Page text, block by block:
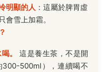
明顯的人 ：這屬於脾胃虛
會雪上加霜。
。
這是養生茶，不是開
300-500ml），連續喝不